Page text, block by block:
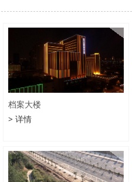
档案大楼
> 详情